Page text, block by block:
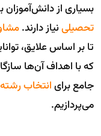
بسیاری از دانش‌آموزان
تحصیلینیاز دارند.
تا بر اساس علایق،
که با اهداف آن‌ها
جامع برایانتخاب رشته
می‌پردازیم.